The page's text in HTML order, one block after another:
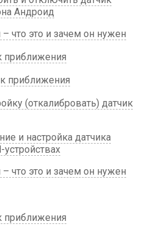
Андроид
что это и зачем он нужен
приближения
приближения
(откалибровать) датчик
и настройка датчика
что это и зачем он нужен
приближения